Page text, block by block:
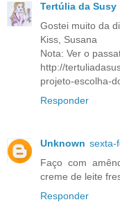
Tertúlia da Susy
Gostei muito da
Kiss, Susana
Nota: Ver o
http://
projeto-escolha-
Responder
Unknown sexta-
Faço com
creme de leite
Responder